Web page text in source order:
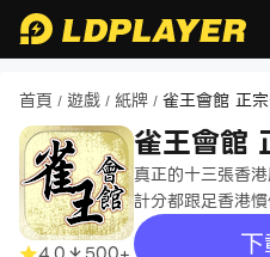
首頁 / 遊戲 / 紙牌 / 雀王會館 正
雀王會館
真正的十三張香
計分都跟足香港慣